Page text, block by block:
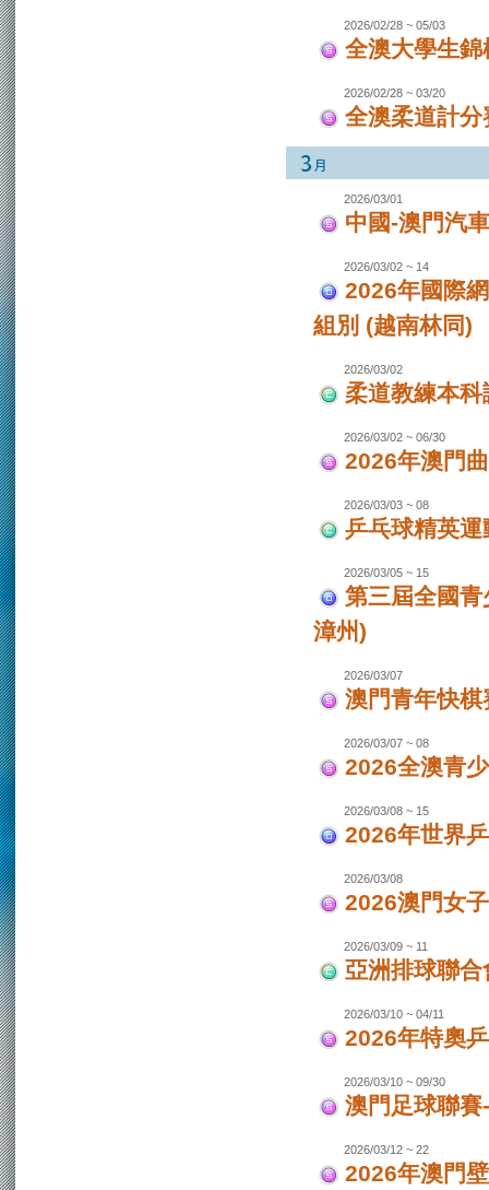
2026/02/28 ~ 05/03
全澳大學生
2026/02/28 ~ 03/20
全澳柔道計分
2026/03/01
中國-澳門汽
2026/03/02 ~ 14
2026年國際
組別 (越南林同)
2026/03/02
柔道教練本科
2026/03/02 ~ 06/30
2026年澳門
2026/03/03 ~ 08
乒乓球精英
2026/03/05 ~ 15
第三屆全國
漳州)
2026/03/07
澳門青年快棋
2026/03/07 ~ 08
2026全澳青
2026/03/08 ~ 15
2026年世界
2026/03/08
2026澳門女
2026/03/09 ~ 11
亞洲排球聯
2026/03/10 ~ 04/11
2026年特奧
2026/03/10 ~ 09/30
澳門足球聯
2026/03/12 ~ 22
2026年澳門